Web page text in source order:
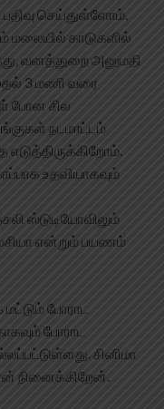
செய்துள்ளோம்.
மலையில் காடுகளில்
வனத்துறை அனுமதி
3 மணி வரை
போன சில
நடமாட்டம்
உதவியாகவும்
ஸ்டுடியோவிலும்
என்றும் பயணம்
போராட
போராட
சினிமா
நினைக்கிறேன்.